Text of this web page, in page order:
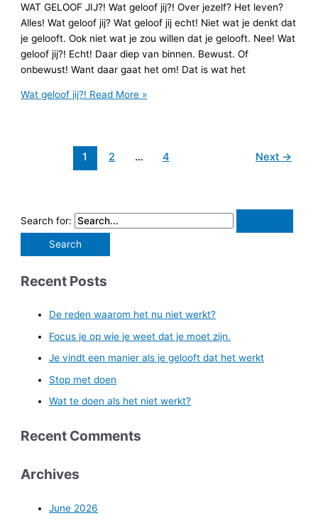
WAT GELOOF JIJ?! Wat geloof jij?! Over jezelf? Het leven?
Alles! Wat geloof jij? Wat geloof jij echt! Niet wat je denkt dat
je gelooft. Ook niet wat je zou willen dat je gelooft. Nee! Wat
geloof jij?! Echt! Daar diep van binnen. Bewust. Of
onbewust! Want daar gaat het om! Dat is wat het
Wat geloof jij?! Read More »
1 2 … 4 Next →
Search for:
Recent Posts
De reden waarom het nu niet werkt?
Focus je op wie je weet dat je moet zijn.
Je vindt een manier als je gelooft dat het werkt
Stop met doen
Wat te doen als het niet werkt?
Recent Comments
Archives
June 2026